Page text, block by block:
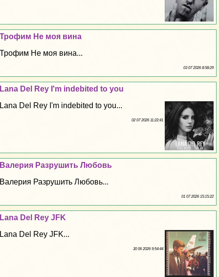
Трофим Не моя вина
Трофим Не моя вина...
03 07 2026 8:58:29
Lana Del Rey I'm indebited to you
Lana Del Rey I'm indebited to you...
02 07 2026 11:22:41
Валерия Разрушить Любовь
Валерия Разрушить Любовь...
01 07 2026 15:15:22
Lana Del Rey JFK
Lana Del Rey JFK...
30 06 2026 9:54:44